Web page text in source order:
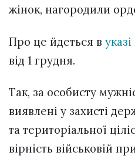
жінок, нагородили
Про це йдеться в указі
від 1 грудня.
Так, за особисту
виявлені у захисті
та територіальної
вірність військовій